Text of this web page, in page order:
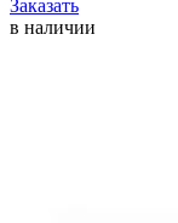
Заказать
в наличии